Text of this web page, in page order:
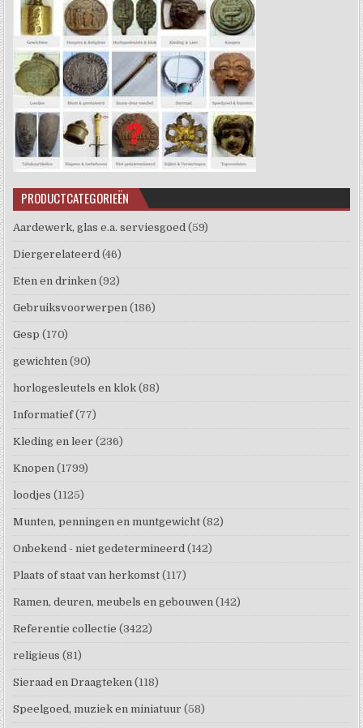
PRODUCTCATEGORIEËN
Aardewerk, glas e.a. serviesgoed (59)
Diergerelateerd (46)
Eten en drinken (92)
Gebruiksvoorwerpen (186)
Gesp (170)
gewichten (90)
horlogesleutels en klok (88)
Informatief (77)
Kleding en leer (236)
Knopen (1799)
loodjes (1125)
Munten, penningen en muntgewicht (82)
Onbekend - niet gedetermineerd (142)
Plaats of staat van herkomst (117)
Ramen, deuren, meubels en gebouwen (142)
Referentie collectie (3422)
religieus (81)
Sieraad en Draagteken (118)
Speelgoed, muziek en miniatuur (58)